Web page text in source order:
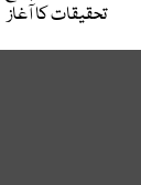
تحقیقات کا آغاز